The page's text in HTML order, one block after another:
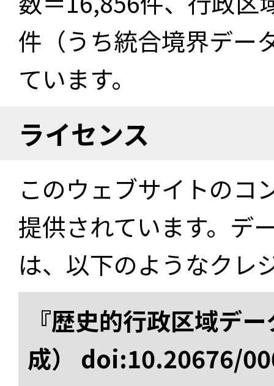
件（うち統合境界デー
ています。
ライセンス
このウェブサイトのコ
提供されています。デ
は、以下のようなクレ
『歴史的行政区域デ
成） doi:10.20676/